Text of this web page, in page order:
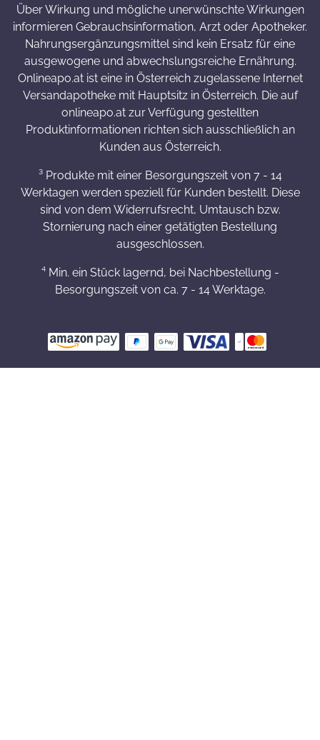
Über Wirkung und mögliche unerwünschte Wirkungen
informieren Gebrauchsinformation, Arzt oder Apotheker.
Nahrungsergänzungsmittel sind kein Ersatz für eine
ausgewogene und abwechslungsreiche Ernährung.
Onlineapo.at ist eine in Österreich zugelassene Internet
Versandapotheke mit Hauptsitz in Österreich. Die auf
onlineapo.at zur Verfügung gestellten
Produktinformationen richten sich ausschließlich an
Kunden aus Österreich.
³ Produkte mit einer Besorgungszeit von 7 - 14
Werktagen werden speziell für Kunden bestellt. Diese
sind von dem Widerrufsrecht, Umtausch bzw.
Stornierung nach einer getätigten Bestellung
ausgeschlossen.
⁴ Min. ein Stück lagernd, bei Nachbestellung -
Besorgungszeit von ca. 7 - 14 Werktage.